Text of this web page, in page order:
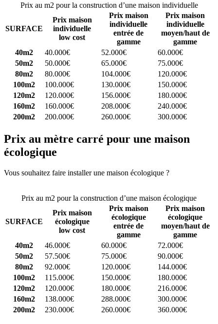
Prix au m2 pour la construction d’une maison individuelle
SURFACE
Prix maison
individuelle
low cost
Prix maison
individuelle
entrée de
gamme
Prix maison
individuelle
moyen/haut de
gamme
40m2
40.000€ 52.000€
60.000€
50m2
50.000€ 65.000€
75.000€
80m2
80.000€ 104.000€
120.000€
100m2
100.000€ 130.000€
150.000€
120m2
120.000€ 156.000€
180.000€
160m2
160.000€ 208.000€
240.000€
200m2
200.000€ 260.000€ 300.000€
Prix au mètre carré pour une maison
écologique
Vous souhaitez faire installer une maison écologique ?
Prix au m2 pour la construction d’une maison écologique
SURFACE
Prix maison
écologique
low cost
Prix maison
écologique
entrée de
gamme
Prix maison
écologique
moyen/haut de
gamme
40m2
46.000€ 60.000€
72.000€
50m2
57.500€ 75.000€
90.000€
80m2
92.000€ 120.000€
144.000€
100m2
115.000€ 150.000€
180.000€
120m2
120.000€ 180.000€
216.000€
160m2
138.000€ 288.000€
300.000€
200m2
230.000€ 260.000€ 360.000€